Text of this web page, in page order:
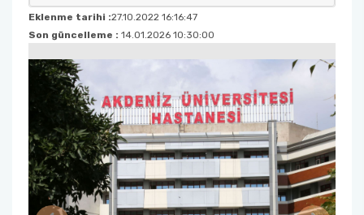
Eklenme tarihi :27.10.2022 16:16:47
Son güncelleme : 14.01.2026 10:30:00
Tıbbi Genetik
Rapor Merkezi
Sağlık Hizmetleri Müdürlüğü
Teknik Hizmetler Müdürlüğü
Ulaştırma ve Morg Müdürlüğü
Vezne Birimi